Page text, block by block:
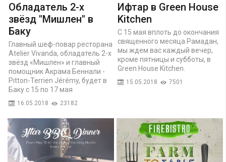
Обладатель 2-х
звёзд "Мишлен" в
Баку
Главный шеф-повар ресторана
Atelier Vivanda, обладатель 2-х
звёзд «Мишлен» и главный
помощник Акрама Беннали -
Pitton-Terrien Jérémy, будет в
Баку с 15 по 17 мая
16.05.2018 23182
Ифтар в Green House
Kitchen
С 15 мая вплоть до окончания
священного месяца Рамадан,
мы ждем вас каждый вечер,
кроме пятницы и субботы, в
Green House Kitchen.
15.05.2018 7501